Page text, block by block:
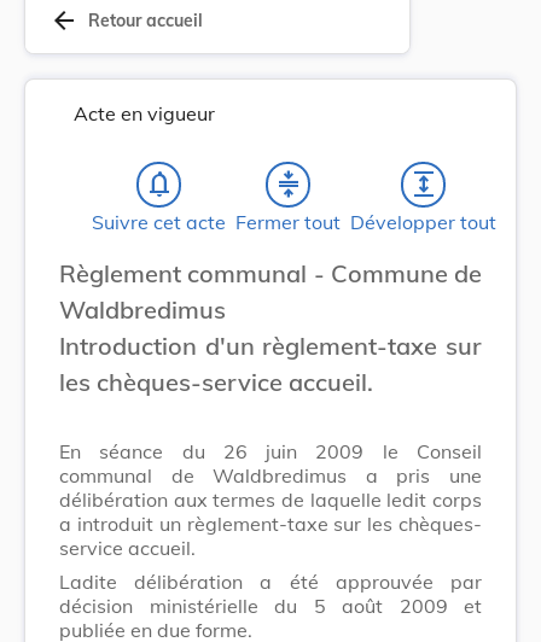
arrow_back Retour accueil
Acte en vigueur
notifications_none
Suivre cet acte
compress
Fermer tout
expand
Développer tout
Règlement communal - Commune de
Waldbredimus
Introduction d'un règlement-taxe sur
les chèques-service accueil.
En séance du 26 juin 2009 le Conseil
communal de Waldbredimus a pris une
délibération aux termes de laquelle ledit corps
a introduit un règlement-taxe sur les chèques-
service accueil.
Ladite délibération a été approuvée par
décision ministérielle du 5 août 2009 et
publiée en due forme.